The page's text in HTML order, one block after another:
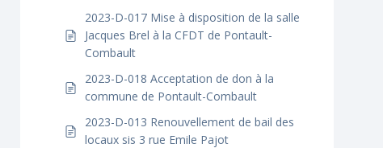
2023-D-017 Mise à disposition de la salle
Jacques Brel à la CFDT de Pontault-
Combault
2023-D-018 Acceptation de don à la
commune de Pontault-Combault
2023-D-013 Renouvellement de bail des
locaux sis 3 rue Emile Pajot